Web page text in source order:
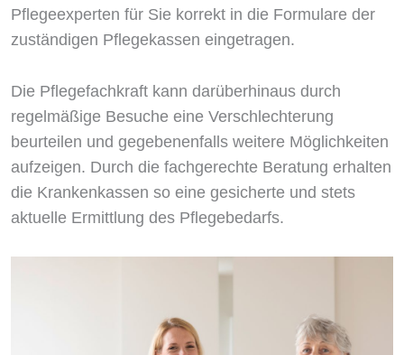
Pflegeexperten für Sie korrekt in die Formulare der
zuständigen Pflegekassen eingetragen.
Die Pflegefachkraft kann darüberhinaus durch
regelmäßige Besuche eine Verschlechterung
beurteilen und gegebenenfalls weitere Möglichkeiten
aufzeigen. Durch die fachgerechte Beratung erhalten
die Krankenkassen so eine gesicherte und stets
aktuelle Ermittlung des Pflegebedarfs.